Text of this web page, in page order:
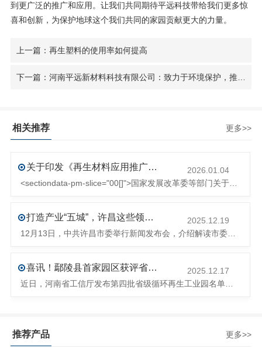
到更广泛的推广和应用。让我们共同期待平远科技带给我们更多惊
喜和创新，为保护地球这个我们共同的家园贡献更大的力量。
上一篇：再生塑料的使用率如何提高
相关推荐 更多>>
关于印发《再生材料应用推广行动方案》的通知(发改环资〔2025〕1681号)
2026.01.04
打造产业“五城”，许昌这些领域将迎来大发展！
2025.12.19
喜讯！鄢陵县首家园区获评省级循环再生工业园
2025.12.17
推荐产品 更多>>